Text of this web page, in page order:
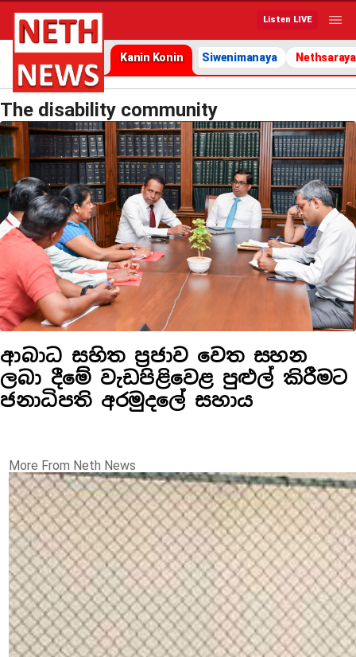
Listen LIVE
Kanin Konin Siwenimanaya Nethsaraya
The disability community
ආබාධ සහිත ප්‍රජාව වෙත සහන
ලබා දීමේ වැඩපිළිවෙළ පුළුල් කිරීමට
ජනාධිපති අරමුදලේ සහාය
More From Neth News